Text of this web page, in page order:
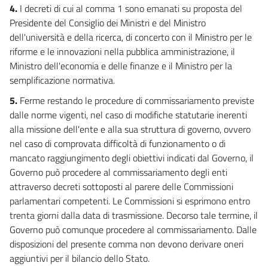
4. I decreti di cui al comma 1 sono emanati su proposta del
Presidente del Consiglio dei Ministri e del Ministro
dell'università e della ricerca, di concerto con il Ministro per le
riforme e le innovazioni nella pubblica amministrazione, il
Ministro dell'economia e delle finanze e il Ministro per la
semplificazione normativa.
5. Ferme restando le procedure di commissariamento previste
dalle norme vigenti, nel caso di modifiche statutarie inerenti
alla missione dell'ente e alla sua struttura di governo, ovvero
nel caso di comprovata difficoltà di funzionamento o di
mancato raggiungimento degli obiettivi indicati dal Governo, il
Governo può procedere al commissariamento degli enti
attraverso decreti sottoposti al parere delle Commissioni
parlamentari competenti. Le Commissioni si esprimono entro
trenta giorni dalla data di trasmissione. Decorso tale termine, il
Governo può comunque procedere al commissariamento. Dalle
disposizioni del presente comma non devono derivare oneri
aggiuntivi per il bilancio dello Stato.